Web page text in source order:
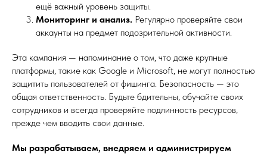
ещё важный уровень защиты.
Мониторинг и анализ. Регулярно проверяйте свои
аккаунты на предмет подозрительной активности.
Эта кампания — напоминание о том, что даже крупные
платформы, такие как Google и Microsoft, не могут полностью
защитить пользователей от фишинга. Безопасность — это
общая ответственность. Будьте бдительны, обучайте своих
сотрудников и всегда проверяйте подлинность ресурсов,
прежде чем вводить свои данные.
Мы разрабатываем, внедряем и администрируем